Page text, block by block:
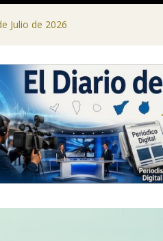
Julio de 2026